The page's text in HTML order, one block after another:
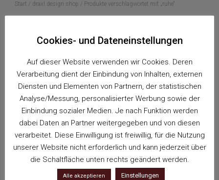
Start / draxl.design shop / Produkte verschlagwortet mit „ruhe“
Cookies- und Dateneinstellungen
Auf dieser Website verwenden wir Cookies. Deren
Verarbeitung dient der Einbindung von Inhalten, externen
Diensten und Elementen von Partnern, der statistischen
Analyse/Messung, personalisierter Werbung sowie der
Einbindung sozialer Medien. Je nach Funktion werden
dabei Daten an Partner weitergegeben und von diesen
verarbeitet. Diese Einwilligung ist freiwillig, für die Nutzung
unserer Website nicht erforderlich und kann jederzeit über
die Schaltfläche unten rechts geändert werden.
Alle akzeptieren Einstellungen